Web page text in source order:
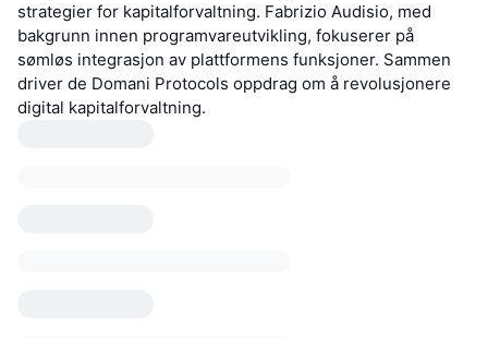
strategier for kapitalforvaltning. Fabrizio Audisio, med
bakgrunn innen programvareutvikling, fokuserer på
sømløs integrasjon av plattformens funksjoner. Sammen
driver de Domani Protocols oppdrag om å revolusjonere
digital kapitalforvaltning.